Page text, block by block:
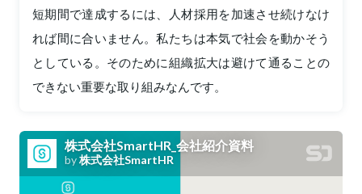
短期間で達成するには、人材採用を加速させ続けなけ
れば間に合いません。私たちは本気で社会を動かそう
としている。そのために組織拡大は避けて通ることの
できない重要な取り組みなんです。